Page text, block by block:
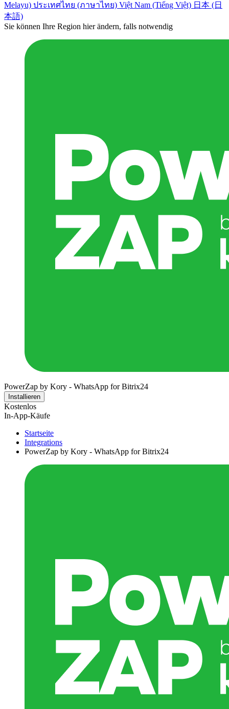
Melayu) ประเทศไทย (ภาษาไทย) Việt Nam (Tiếng Việt) 日本 (日
本語)
Sie können Ihre Region hier ändern, falls notwendig
PowerZap by Kory - WhatsApp for Bitrix24
Installieren
Kostenlos
In-App-Käufe
Startseite
Integrations
PowerZap by Kory - WhatsApp for Bitrix24